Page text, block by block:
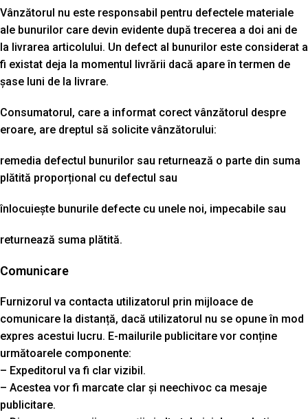
Vânzătorul nu este responsabil pentru defectele materiale
ale bunurilor care devin evidente după trecerea a doi ani de
la livrarea articolului. Un defect al bunurilor este considerat a
fi existat deja la momentul livrării dacă apare în termen de
șase luni de la livrare.
Consumatorul, care a informat corect vânzătorul despre
eroare, are dreptul să solicite vânzătorului:
remedia defectul bunurilor sau returnează o parte din suma
plătită proporțional cu defectul sau
înlocuiește bunurile defecte cu unele noi, impecabile sau
returnează suma plătită.
Comunicare
Furnizorul va contacta utilizatorul prin mijloace de
comunicare la distanță, dacă utilizatorul nu se opune în mod
expres acestui lucru. E-mailurile publicitare vor conține
următoarele componente:
– Expeditorul va fi clar vizibil.
– Acestea vor fi marcate clar și neechivoc ca mesaje
publicitare.